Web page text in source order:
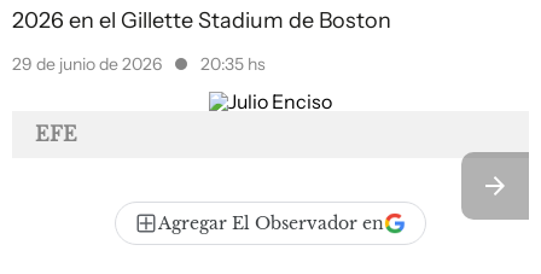
2026 en el Gillette Stadium de Boston
29 de junio de 2026 20:35 hs
EFE
Agregar El Observador en